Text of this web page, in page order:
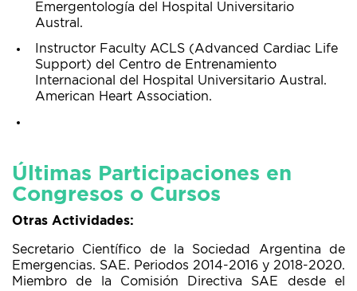
Emergentología del Hospital Universitario
Austral.
Instructor Faculty ACLS (Advanced Cardiac Life
Support) del Centro de Entrenamiento
Internacional del Hospital Universitario Austral.
American Heart Association.
Últimas Participaciones en
Congresos o Cursos
Otras Actividades:
Secretario Científico de la Sociedad Argentina de
Emergencias. SAE. Periodos 2014-2016 y 2018-2020.
Miembro de la Comisión Directiva SAE desde el